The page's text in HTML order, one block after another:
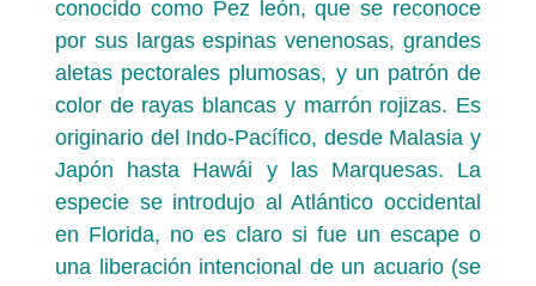
conocido como Pez león, que se reconoce
por sus largas espinas venenosas, grandes
aletas pectorales plumosas, y un patrón de
color de rayas blancas y marrón rojizas. Es
originario del Indo-Pacífico, desde Malasia y
Japón hasta Hawái y las Marquesas. La
especie se introdujo al Atlántico occidental
en Florida, no es claro si fue un escape o
una liberación intencional de un acuario (se